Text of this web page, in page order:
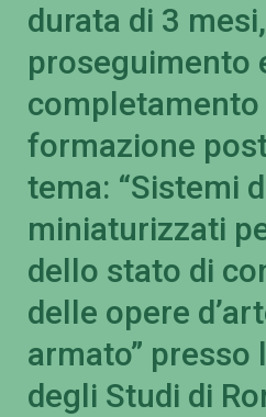
durata di 3
proseguimento
completamento
formazione
tema: “Sistemi
miniaturizzati
dello stato di
delle opere
armato” presso
degli Studi di